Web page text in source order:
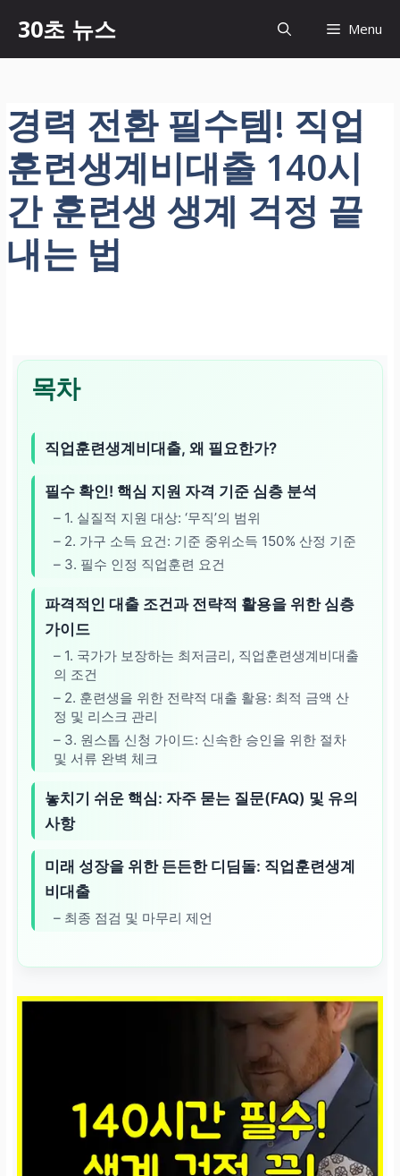
츠
너
뛰
기
30초 뉴스 Menu
경력 전환 필수템! 직업
훈련생계비대출 140시
간 훈련생 생계 걱정 끝
내는 법
목차
직업훈련생계비대출, 왜 필요한가?
필수 확인! 핵심 지원 자격 기준 심층 분석
– 1. 실질적 지원 대상: ‘무직’의 범위
– 2. 가구 소득 요건: 기준 중위소득 150% 산정 기준
– 3. 필수 인정 직업훈련 요건
파격적인 대출 조건과 전략적 활용을 위한 심층
가이드
– 1. 국가가 보장하는 최저금리, 직업훈련생계비대출
의 조건
– 2. 훈련생을 위한 전략적 대출 활용: 최적 금액 산
정 및 리스크 관리
– 3. 원스톱 신청 가이드: 신속한 승인을 위한 절차
및 서류 완벽 체크
놓치기 쉬운 핵심: 자주 묻는 질문(FAQ) 및 유의
사항
미래 성장을 위한 든든한 디딤돌: 직업훈련생계
비대출
– 최종 점검 및 마무리 제언